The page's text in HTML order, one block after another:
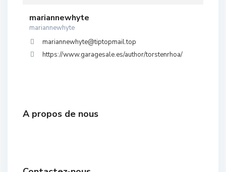
mariannewhyte
mariannewhyte
mariannewhyte@tiptopmail.top
https://www.garagesale.es/author/torstenrhoa/
A propos de nous